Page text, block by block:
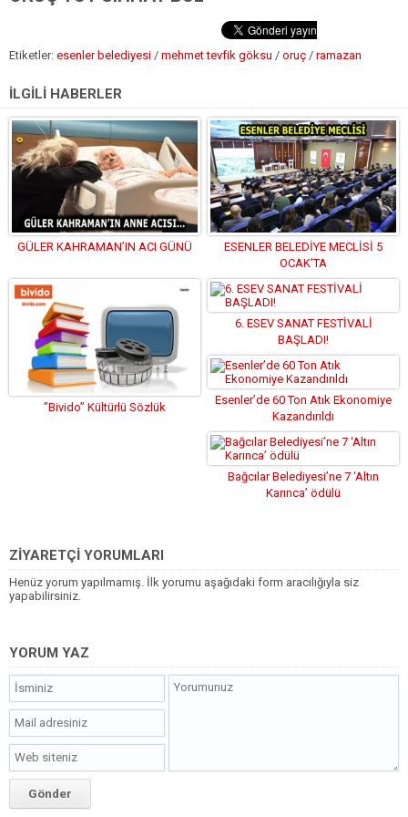
Etiketler: esenler belediyesi / mehmet tevfik göksu / oruç / ramazan
İLGİLİ HABERLER
GÜLER KAHRAMAN’IN ACI GÜNÜ
ESENLER BELEDİYE MECLİSİ 5
OCAK’TA
”Bivido” Kültürlü Sözlük
6. ESEV SANAT FESTİVALİ
BAŞLADI!
Esenler’de 60 Ton Atık Ekonomiye
Kazandırıldı
Bağcılar Belediyesi’ne 7 ‘Altın
Karınca’ ödülü
ZİYARETÇİ YORUMLARI
Henüz yorum yapılmamış. İlk yorumu aşağıdaki form aracılığıyla siz
yapabilirsiniz.
YORUM YAZ